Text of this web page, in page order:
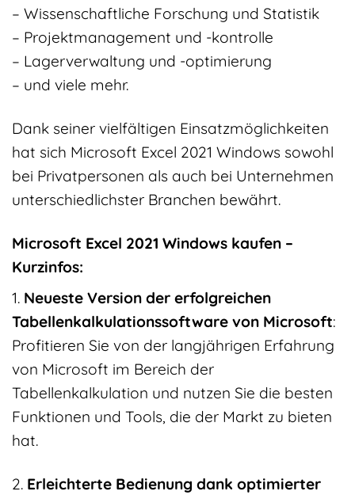
– Wissenschaftliche Forschung und Statistik
– Projektmanagement und -kontrolle
– Lagerverwaltung und -optimierung
– und viele mehr.
Dank seiner vielfältigen Einsatzmöglichkeiten
hat sich Microsoft Excel 2021 Windows sowohl
bei Privatpersonen als auch bei Unternehmen
unterschiedlichster Branchen bewährt.
Microsoft Excel 2021 Windows kaufen –
Kurzinfos:
1. Neueste Version der erfolgreichen
Tabellenkalkulationssoftware von Microsoft:
Profitieren Sie von der langjährigen Erfahrung
von Microsoft im Bereich der
Tabellenkalkulation und nutzen Sie die besten
Funktionen und Tools, die der Markt zu bieten
hat.
2. Erleichterte Bedienung dank optimierter